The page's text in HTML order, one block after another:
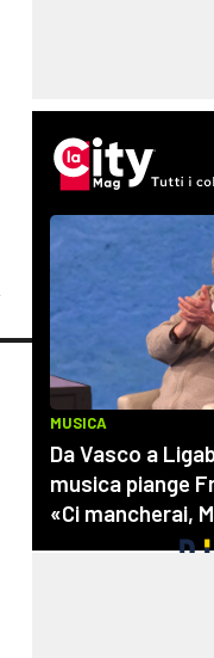
lacplay.it
lactv.it
laconair.it